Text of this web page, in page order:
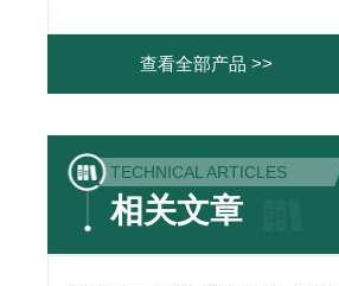
查看全部产品 >>
TECHNICAL ARTICLES
相关文章